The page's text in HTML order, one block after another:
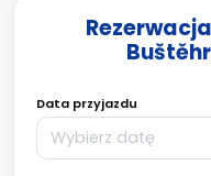
Data przyjazdu